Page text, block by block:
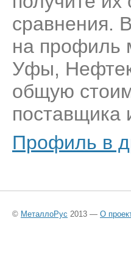
сравнения.
на профиль
Уфы,
общую
поставщика
Профиль в
© МеталлоРус 2013 — О